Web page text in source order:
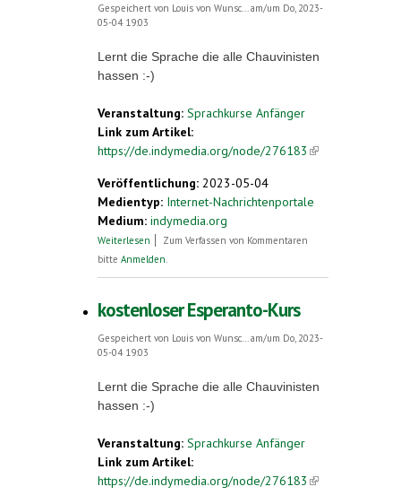
Gespeichert von Louis von Wunsc...
am/um Do, 2023-
05-04 19:03
Lernt die Sprache die alle Chauvinisten
hassen :-)
Veranstaltung: Sprachkurse Anfänger
Link zum Artikel:
https://de.indymedia.org/node/276183 (link is
Veröffentlichung: 2023-05-04
Medientyp: Internet-Nachrichtenportale
Medium: indymedia.org
Weiterlesen über kostenloser Esperanto-Kurs
Zum Verfassen von Kommentaren
bitte Anmelden
kostenloser Esperanto-Kurs
Gespeichert von Louis von Wunsc...am/um Do, 2023-
05-04 19:03
Lernt die Sprache die alle Chauvinisten
hassen :-)
Veranstaltung: Sprachkurse Anfänger
Link zum Artikel:
https://de.indymedia.org/node/276183 (link is